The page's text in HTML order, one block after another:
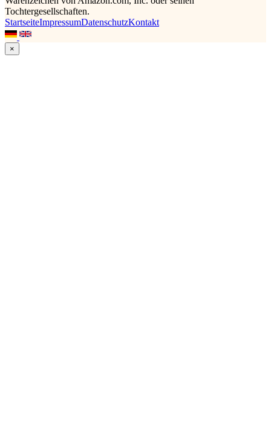
Tochtergesellschaften.
StartseiteImpressumDatenschutzKontakt
×